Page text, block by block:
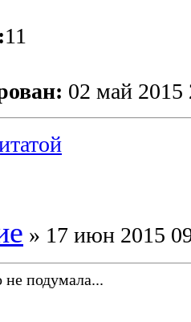
11
02 май 2015
» 17 июн 2015
не подумала...